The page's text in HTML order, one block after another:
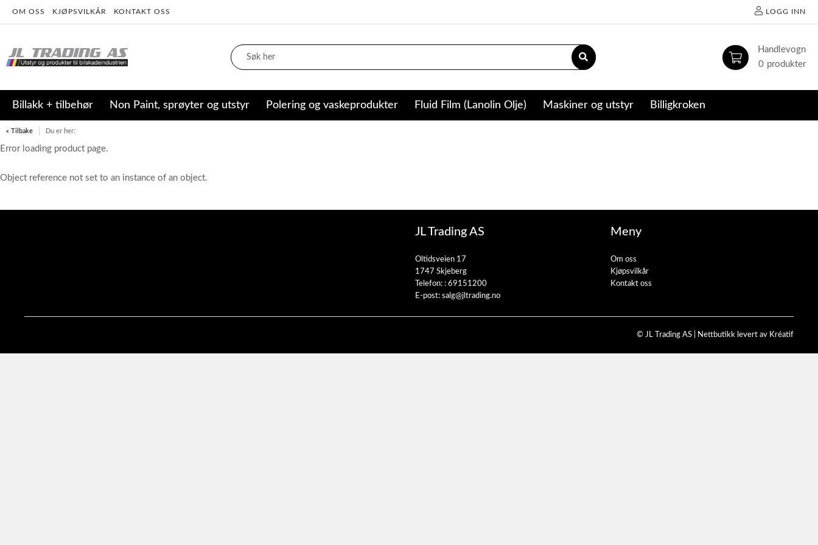
OM OSS KJØPSVILKÅR KONTAKT OSS LOGG INN
0
Billakk + tilbehør Non Paint, sprøyter og utstyr Polering og vaskeprodukter Fluid Film (Lanolin Olje) Maskiner og utstyr Billigkroken
« Tilbake Du er her:
Error loading product page.
Object reference not set to an instance of an object.
JL Trading AS
Oltidsveien 17
1747 Skjeberg
Telefon: : 69151200
E-post: salg@jltrading.no
Meny
Om oss
Kjøpsvilkår
Kontakt oss
© JL Trading AS | Nettbutikk levert av Kréatif